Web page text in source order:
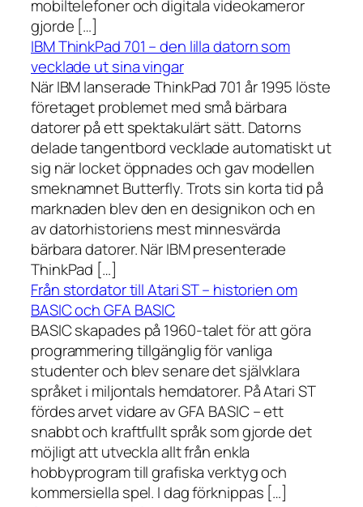
mobiltelefoner och digitala videokameror
gjorde […]
IBM ThinkPad 701 – den lilla datorn som
vecklade ut sina vingar
När IBM lanserade ThinkPad 701 år 1995 löste
företaget problemet med små bärbara
datorer på ett spektakulärt sätt. Datorns
delade tangentbord vecklade automatiskt ut
sig när locket öppnades och gav modellen
smeknamnet Butterfly. Trots sin korta tid på
marknaden blev den en designikon och en
av datorhistoriens mest minnesvärda
bärbara datorer. När IBM presenterade
ThinkPad […]
Från stordator till Atari ST – historien om
BASIC och GFA BASIC
BASIC skapades på 1960-talet för att göra
programmering tillgänglig för vanliga
studenter och blev senare det självklara
språket i miljontals hemdatorer. På Atari ST
fördes arvet vidare av GFA BASIC – ett
snabbt och kraftfullt språk som gjorde det
möjligt att utveckla allt från enkla
hobbyprogram till grafiska verktyg och
kommersiella spel. I dag förknippas […]